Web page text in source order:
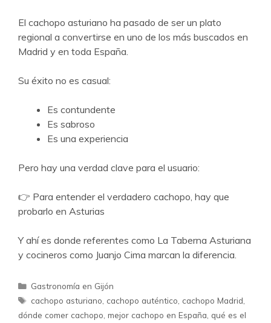
El cachopo asturiano ha pasado de ser un plato
regional a convertirse en uno de los más buscados en
Madrid y en toda España.
Su éxito no es casual:
Es contundente
Es sabroso
Es una experiencia
Pero hay una verdad clave para el usuario:
👉 Para entender el verdadero cachopo, hay que
probarlo en Asturias
Y ahí es donde referentes como La Taberna Asturiana
y cocineros como Juanjo Cima marcan la diferencia.
Categorías
Gastronomía en Gijón
Etiquetas
cachopo asturiano cachopo auténtico cachopo Madrid
dónde comer cachopo mejor cachopo en España qué es el